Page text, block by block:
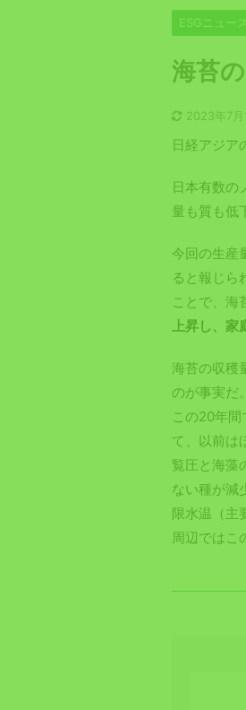
ESGニュース
海苔
2023年7月
日経アジア
日本有数の
量も質も低
今回の生産
ると報じら
ことで、海
上昇し、
海苔の収穫
のが事実だ
この20年
て、以前は
覧圧と海藻
ない種が減
限水温（
周辺ではこ